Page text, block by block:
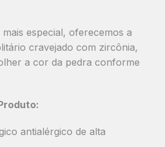
especial, oferecemos a
cravejado com zircônia,
a cor da pedra conforme
antialérgico de alta